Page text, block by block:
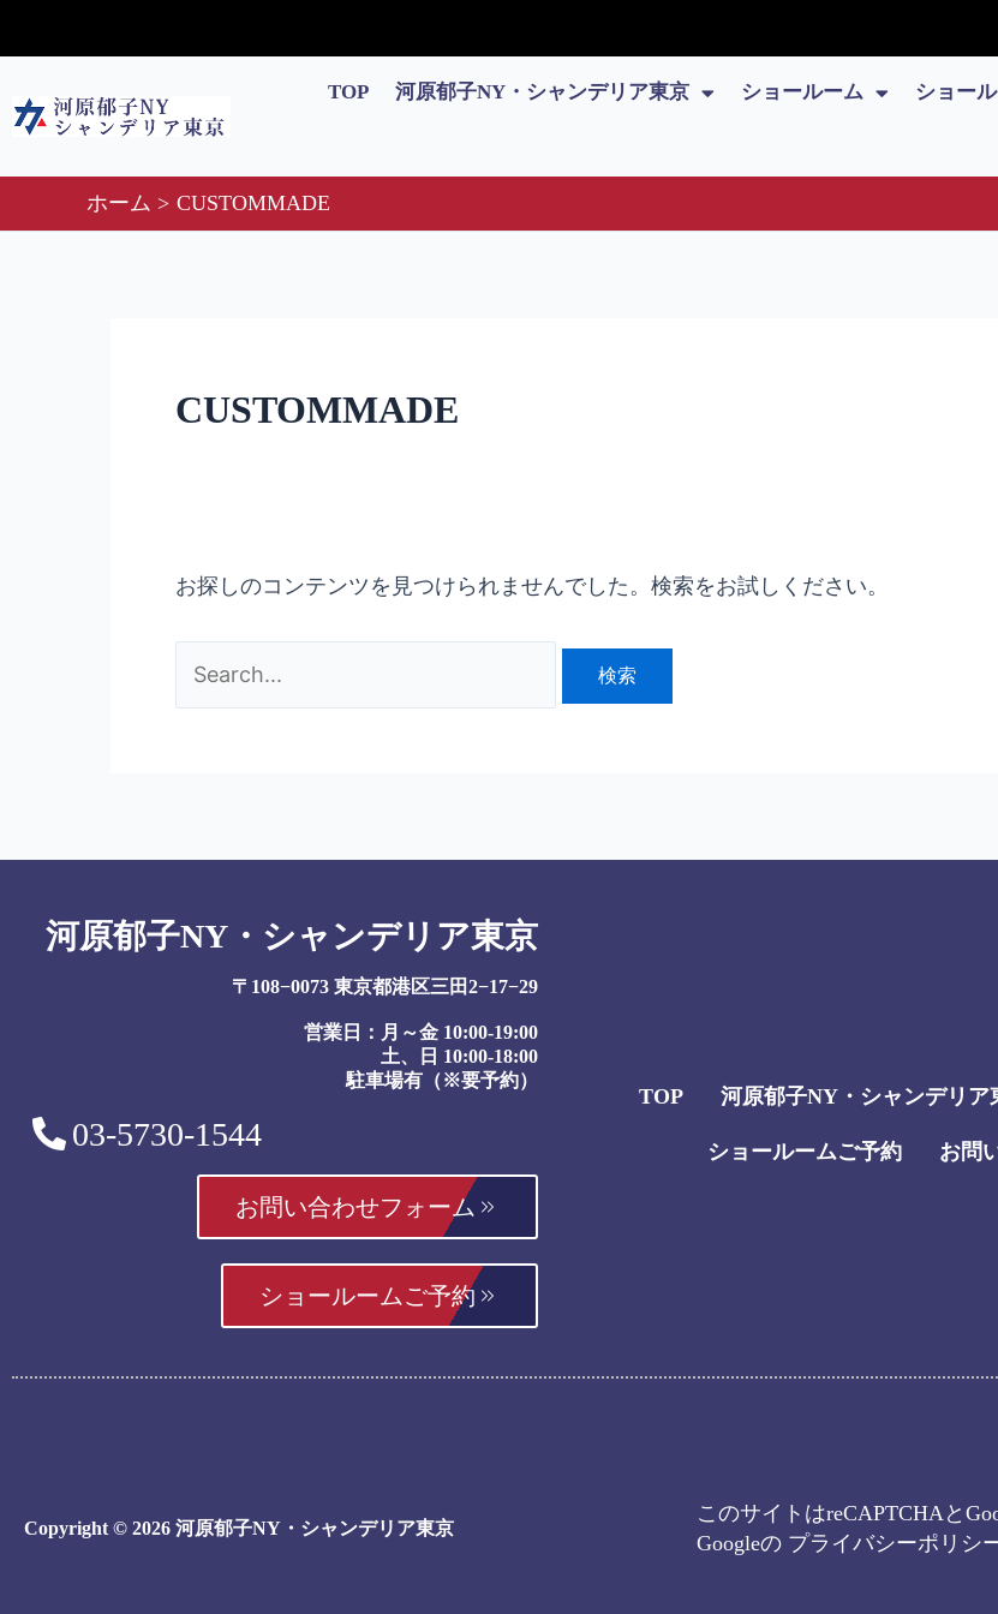
ス
ッ
TOP 河原郁子NY・シャンデリア東京 ショールーム ショー
ホーム CUSTOMMADE
CUSTOMMADE
お探しのコンテンツを見つけられませんでした。検索をお試しください。
象:
河原郁子NY・シャンデリア東京
〒108−0073 東京都港区三田2−17−29
営業日：月～金 10:00-19:00
土、日 10:00-18:00
駐車場有（※要予約）
03-5730-1544
お問い合わせフォーム
ショールームご予約
TOP 河原郁子NY・シャンデリア
ショールームご予約 お問
Copyright © 2026 河原郁子NY・シャンデリア東京
このサイトはreCAPTCHAと
Googleの プライバシーポリシ